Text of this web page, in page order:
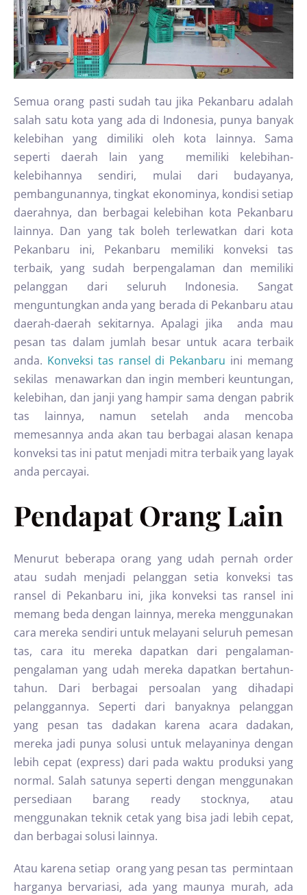
Semua orang pasti sudah tau jika Pekanbaru adalah
salah satu kota yang ada di Indonesia, punya banyak
kelebihan yang dimiliki oleh kota lainnya. Sama
seperti daerah lain yang memiliki kelebihan-
kelebihannya sendiri, mulai dari budayanya,
pembangunannya, tingkat ekonominya, kondisi setiap
daerahnya, dan berbagai kelebihan kota Pekanbaru
lainnya. Dan yang tak boleh terlewatkan dari kota
Pekanbaru ini, Pekanbaru memiliki konveksi tas
terbaik, yang sudah berpengalaman dan memiliki
pelanggan dari seluruh Indonesia. Sangat
menguntungkan anda yang berada di Pekanbaru atau
daerah-daerah sekitarnya. Apalagi jika anda mau
pesan tas dalam jumlah besar untuk acara terbaik
anda. Konveksi tas ransel di Pekanbaru ini memang
sekilas menawarkan dan ingin memberi keuntungan,
kelebihan, dan janji yang hampir sama dengan pabrik
tas lainnya, namun setelah anda mencoba
memesannya anda akan tau berbagai alasan kenapa
konveksi tas ini patut menjadi mitra terbaik yang layak
anda percayai.
Pendapat Orang Lain
Menurut beberapa orang yang udah pernah order
atau sudah menjadi pelanggan setia konveksi tas
ransel di Pekanbaru ini, jika konveksi tas ransel ini
memang beda dengan lainnya, mereka menggunakan
cara mereka sendiri untuk melayani seluruh pemesan
tas, cara itu mereka dapatkan dari pengalaman-
pengalaman yang udah mereka dapatkan bertahun-
tahun. Dari berbagai persoalan yang dihadapi
pelanggannya. Seperti dari banyaknya pelanggan
yang pesan tas dadakan karena acara dadakan,
mereka jadi punya solusi untuk melayaninya dengan
lebih cepat (express) dari pada waktu produksi yang
normal. Salah satunya seperti dengan menggunakan
persediaan barang ready stocknya, atau
menggunakan teknik cetak yang bisa jadi lebih cepat,
dan berbagai solusi lainnya.
Atau karena setiap orang yang pesan tas permintaan
harganya bervariasi, ada yang maunya murah, ada